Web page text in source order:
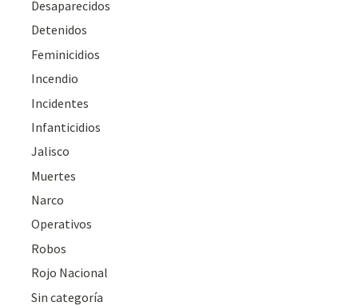
Desaparecidos
Detenidos
Feminicidios
Incendio
Incidentes
Infanticidios
Jalisco
Muertes
Narco
Operativos
Robos
Rojo Nacional
Sin categoría